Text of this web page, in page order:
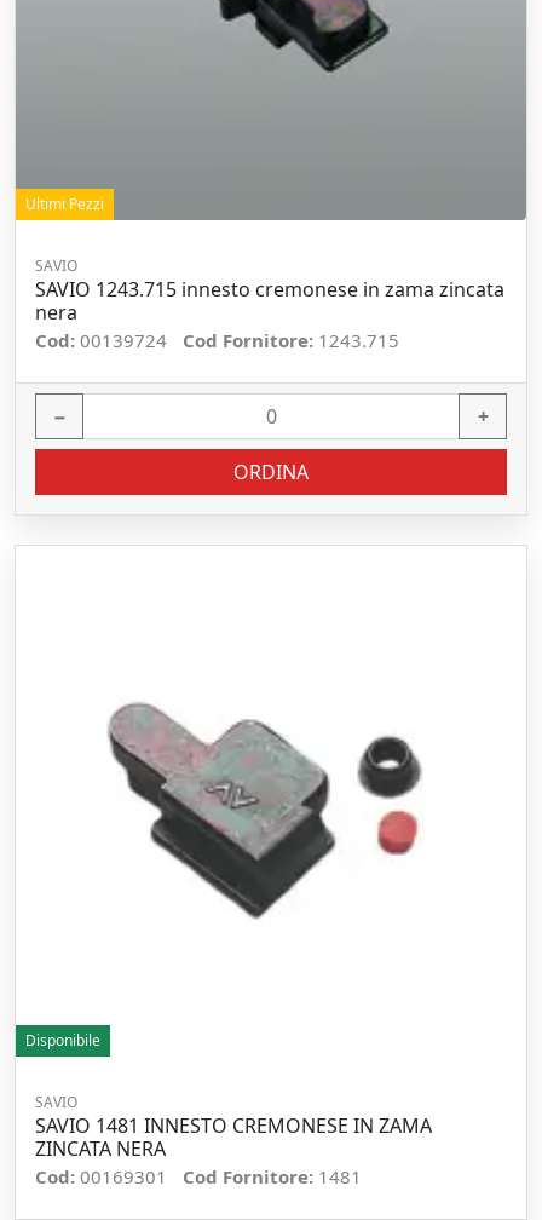
Ultimi Pezzi
SAVIO
SAVIO 1243.715 innesto cremonese in zama zincata
nera
Cod: 00139724 Cod Fornitore: 1243.715
− +
ORDINA
Disponibile
SAVIO
SAVIO 1481 INNESTO CREMONESE IN ZAMA
ZINCATA NERA
Cod: 00169301 Cod Fornitore: 1481